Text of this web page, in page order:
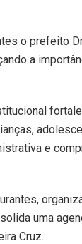
o prefeito
a
e
uma
Cruz.